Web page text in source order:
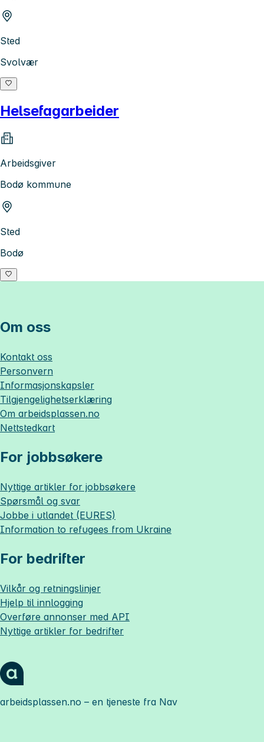
Sted
Svolvær
Helsefagarbeider
Arbeidsgiver
Bodø kommune
Sted
Bodø
Om oss
Kontakt oss
Personvern
Informasjonskapsler
Tilgjengelighetserklæring
Om arbeidsplassen.no
Nettstedkart
For jobbsøkere
Nyttige artikler for jobbsøkere
Spørsmål og svar
Jobbe i utlandet (EURES)
Information to refugees from Ukraine
For bedrifter
Vilkår og retningslinjer
Hjelp til innlogging
Overføre annonser med API
Nyttige artikler for bedrifter
arbeidsplassen.no – en tjeneste fra Nav